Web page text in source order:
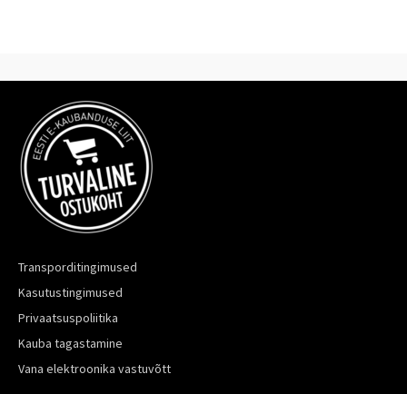
Transporditingimused
Kasutustingimused
Privaatsuspoliitika
Kauba tagastamine
Vana elektroonika vastuvõtt